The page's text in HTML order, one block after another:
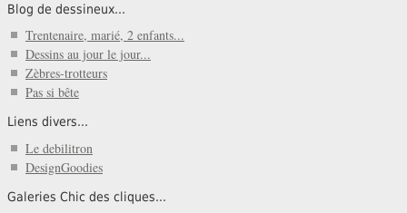
Blog de dessineux...
Trentenaire, marié, 2 enfants...
Dessins au jour le jour...
Zèbres-trotteurs
Pas si bête
Liens divers...
Le debilitron
DesignGoodies
Galeries Chic des cliques...